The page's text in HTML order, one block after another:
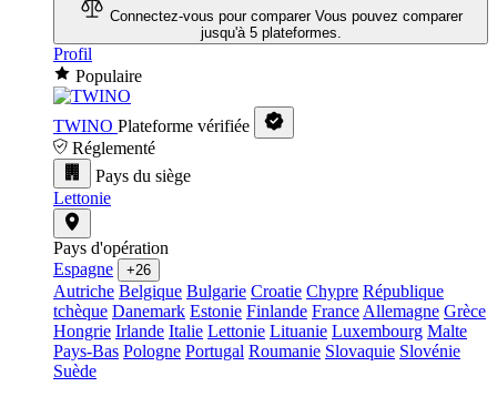
Connectez-vous pour comparer Vous pouvez comparer
jusqu'à 5 plateformes.
Profil
Populaire
TWINO Plateforme vérifiée
Réglementé
Pays du siège
Lettonie
Pays d'opération
Espagne
+26
Autriche Belgique Bulgarie Croatie Chypre République
tchèque Danemark Estonie Finlande France Allemagne Grèce
Hongrie Irlande Italie Lettonie Lituanie Luxembourg Malte
Pays-Bas Pologne Portugal Roumanie Slovaquie Slovénie
Suède